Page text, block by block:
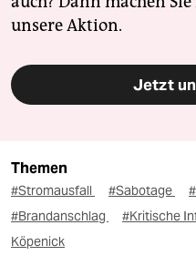
unsere Aktion.
Jetzt
Themen
#Stromausfall #Sabotage
#Brandanschlag
#Kritische
Köpenick